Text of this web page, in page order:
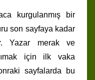
kurgulanmış bir
son sayfaya kadar
Yazar merak ve
için ilk vaka
sayfalarda bu